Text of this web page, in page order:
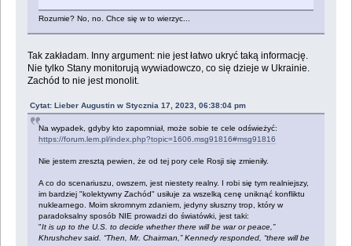
Rozumie? No, no. Chce się w to wierzyc...
Tak zakładam. Inny argument: nie jest łatwo ukryć taką informację.
Nie tylko Stany monitorują wywiadowczo, co się dzieje w Ukrainie.
Zachód to nie jest monolit.
Cytat: Lieber Augustin w Stycznia 17, 2023, 06:38:04 pm
Na wypadek, gdyby kto zapomniał, może sobie te cele odświeżyć:
https://forum.lem.pl/index.php?topic=1606.msg91816#msg91816
Nie jestem zresztą pewien, że od tej pory cele Rosji się zmieniły.
A co do scenariuszu, owszem, jest niestety realny. I robi się tym realniejszy,
im bardziej "kolektywny Zachód" usiłuje za wszelką cenę uniknąć konfliktu
nuklearnego. Moim skromnym zdaniem, jedyny słuszny trop, który w
paradoksalny sposób NIE prowadzi do światówki, jest taki:
"It is up to the U.S. to decide whether there will be war or peace,”
Khrushchev said. “Then, Mr. Chairman,” Kennedy responded, “there will be